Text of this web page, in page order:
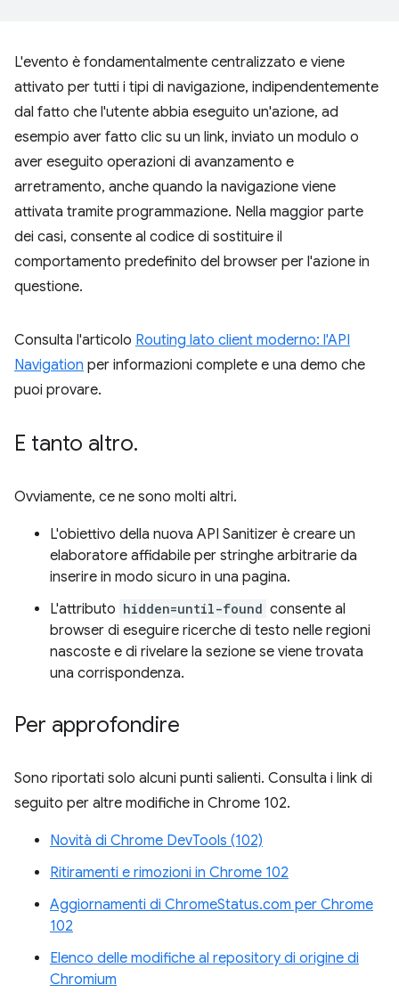
L'evento è fondamentalmente centralizzato e viene
attivato per tutti i tipi di navigazione, indipendentemente
dal fatto che l'utente abbia eseguito un'azione, ad
esempio aver fatto clic su un link, inviato un modulo o
aver eseguito operazioni di avanzamento e
arretramento, anche quando la navigazione viene
attivata tramite programmazione. Nella maggior parte
dei casi, consente al codice di sostituire il
comportamento predefinito del browser per l'azione in
questione.
Consulta l'articolo Routing lato client moderno: l'API
Navigation per informazioni complete e una demo che
puoi provare.
E tanto altro.
Ovviamente, ce ne sono molti altri.
L'obiettivo della nuova API Sanitizer è creare un
elaboratore affidabile per stringhe arbitrarie da
inserire in modo sicuro in una pagina.
L'attributo hidden=until-found consente al
browser di eseguire ricerche di testo nelle regioni
nascoste e di rivelare la sezione se viene trovata
una corrispondenza.
Per approfondire
Sono riportati solo alcuni punti salienti. Consulta i link di
seguito per altre modifiche in Chrome 102.
Novità di Chrome DevTools (102)
Ritiramenti e rimozioni in Chrome 102
Aggiornamenti di ChromeStatus.com per Chrome
102
Elenco delle modifiche al repository di origine di
Chromium